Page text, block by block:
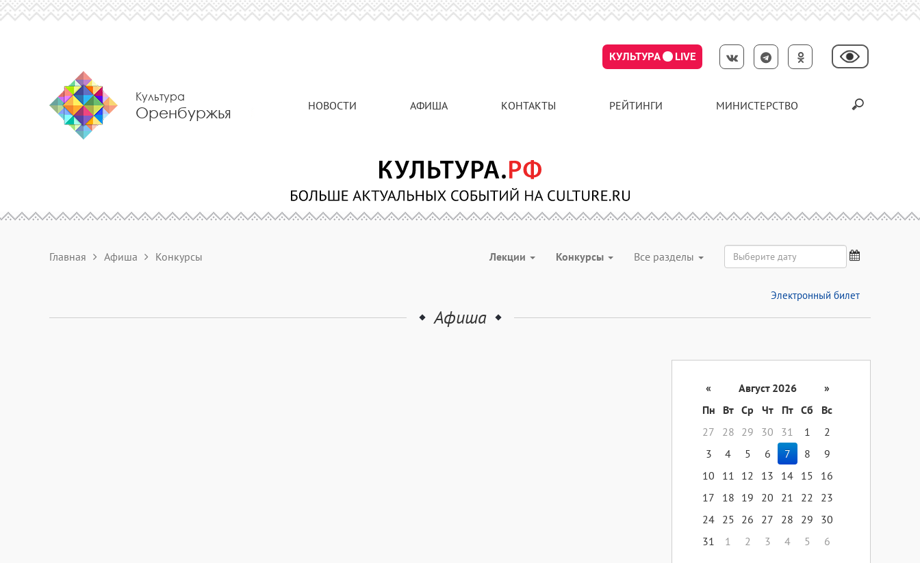
КУЛЬТУРА LIVE
Культура
Оренбуржья НОВОСТИ АФИША КОНТАКТЫ РЕЙТИНГИ МИНИСТЕРСТВО
Главная Афиша Конкурсы Лекции Конкурсы Все разделы
Электронный билет
Афиша
« Август 2026
»
Пн
Вт Ср Чт Пт Сб
Вс
27
28 29 30 31 1
2
3
4 5 6 7 8
9
10
11 12 13 14 15
16
17
18 19 20 21 22
23
24 25 26 27 28 29
30
31
1 2 3 4 5 6